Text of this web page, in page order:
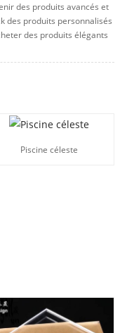
des produits avancés et
des produits personnalisés
des produits élégants
Piscine céleste